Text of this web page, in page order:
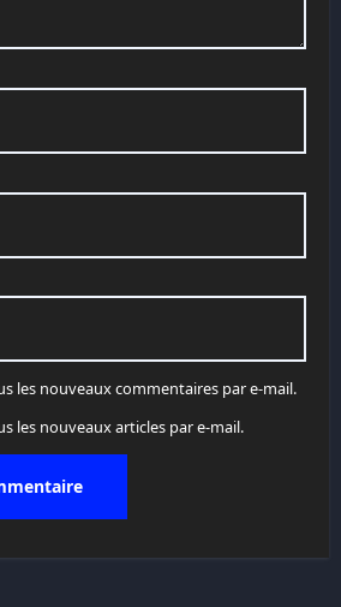
les nouveaux commentaires par e-mail.
les nouveaux articles par e-mail.